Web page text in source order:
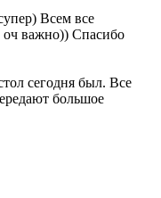
Всем все
важно)) Спасибо
сегодня был. Все
большое